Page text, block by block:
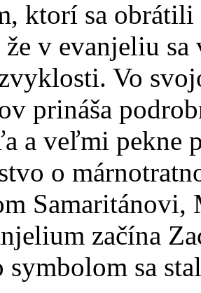
ktorí sa obrátili
v evanjeliu
Vo
prináša
a veľmi pekne
o
Samaritánovi,
začína
symbolom sa